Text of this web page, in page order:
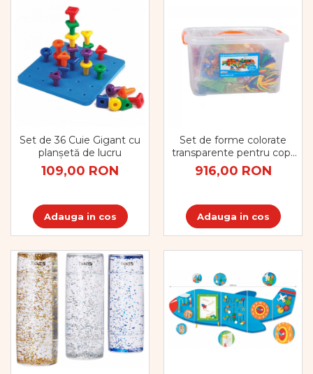
Set de 36 Cuie Gigant cu
planșetă de lucru
109,00 RON
Adauga in cos
Set de forme colorate
transparente pentru copii
mici, 634 bucăți
916,00 RON
Adauga in cos